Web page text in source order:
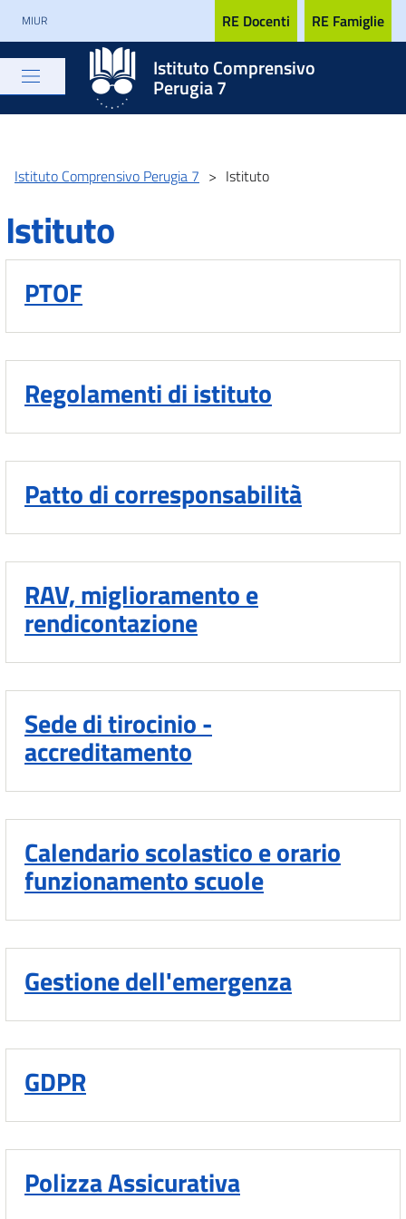
MIUR RE Docenti RE Famiglie
Istituto Comprensivo
Perugia 7
Istituto Comprensivo Perugia 7 > Istituto
Istituto
PTOF
Regolamenti di istituto
Patto di corresponsabilità
RAV, miglioramento e
rendicontazione
Sede di tirocinio -
accreditamento
Calendario scolastico e orario
funzionamento scuole
Gestione dell'emergenza
GDPR
Polizza Assicurativa